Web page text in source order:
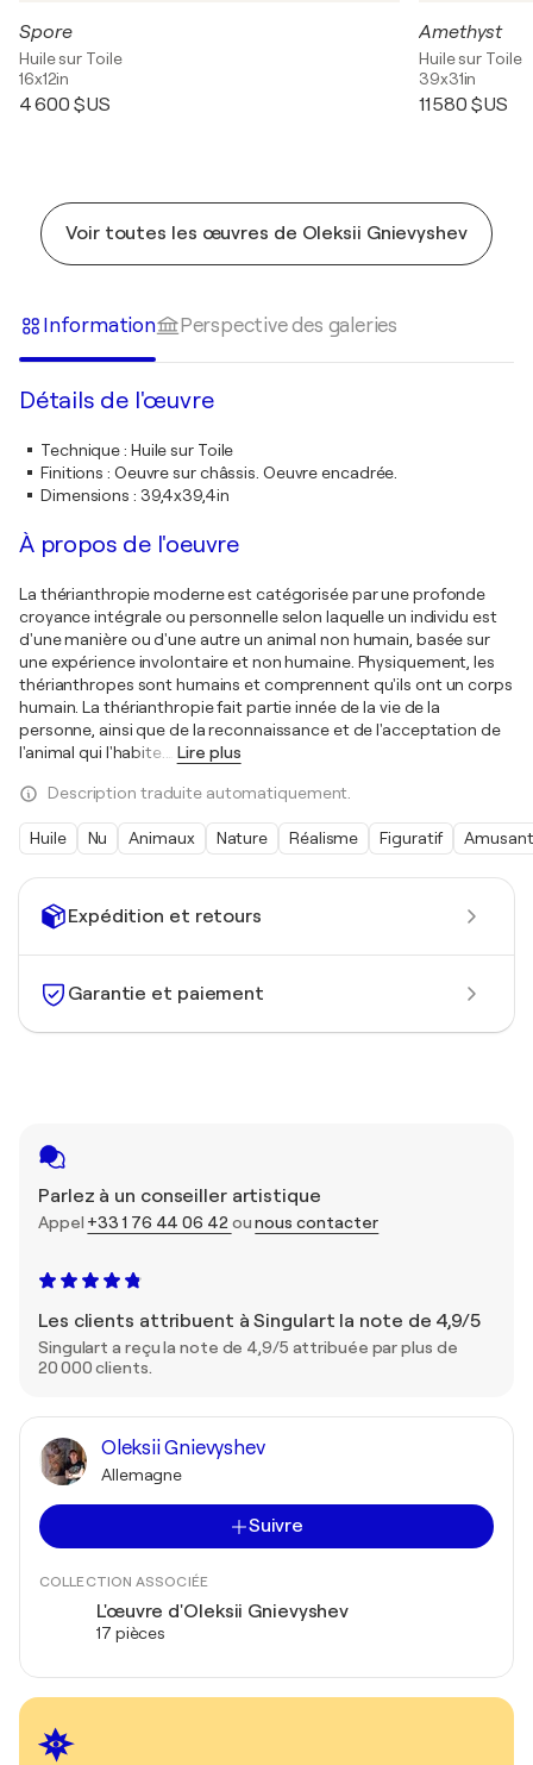
Expédition et retours
Garantie et paiement
Parlez à un conseiller artistique
Appel +33 1 76 44 06 42 ounous contacter
Les clients attribuent à Singulart la note de 4,9/5
Singulart a reçu la note de 4,9/5 attribuée par plus de
20 000 clients.
Oleksii Gnievyshev
Allemagne
Suivre
COLLECTION ASSOCIÉE
L'œuvre d'Oleksii Gnievyshev
17 pièces
Spore
Huile sur Toile
16x12in
4 600 $US
Amethyst
Huile sur Toile
39x31in
11 580 $US
Voir toutes les œuvres de Oleksii Gnievyshev
Information Perspective des galeries
Détails de l'œuvre
Technique: Huile sur Toile
Finitions : Oeuvre sur châssis. Oeuvre encadrée.
Dimensions : 39,4x39,4in
À propos de l'oeuvre
La thérianthropie moderne est catégorisée par une profonde
croyance intégrale ou personnelle selon laquelle un individu est
d'une manière ou d'une autre un animal non humain, basée sur
une expérience involontaire et non humaine. Physiquement, les
thérianthropes sont humains et comprennent qu'ils ont un corps
humain. La thérianthropie fait partie innée de la vie de la
personne, ainsi que de la reconnaissance et de l'acceptation de
l'animal qui l'habite.
Lire plus
Description traduite automatiquement.
Huile Nu Animaux Nature Réalisme Figuratif Amusant